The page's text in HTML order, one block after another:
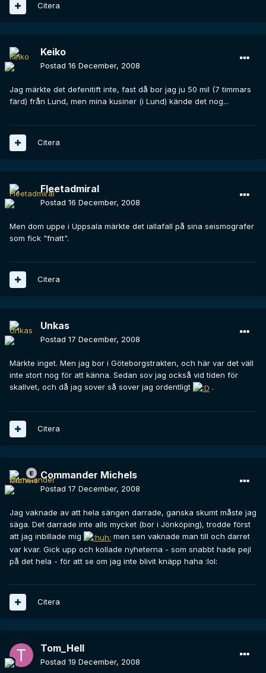
Citera
Keiko
Postad 16 December, 2008
Jag märkte det defenitift inte, fast då bor jag ju 50 mil (7 timmars
färd) från Lund, men mina kusiner (i Lund) kände det nog...
Citera
Fleetadmiral
Postad 16 December, 2008
Men dom uppe i Uppsala märkte det iallafall på sina seismografer
som fick "fnatt".
Citera
Unkas
Postad 17 December, 2008
Märkte inget. Men jag bor i Göteborgstrakten, och här var det väll
inte stort nog för att känna. Sedan sov jag också vid tiden för
skallvet, och då jag sover så sover jag ordentligt
.
Citera
Commander Michels
Postad 17 December, 2008
Jag vaknade av att hela sängen darrade, ganska skumt måste jag
säga. Det darrade inte alls mycket (bor i Jönköping), trodde först
att jag inbillade mig
men sen vaknade man till och darret
var kvar. Gick upp och kollade nyheterna - som snabbt hade pejl
på det hela - för att se om jag inte blivit knäpp haha :lol:
Citera
Tom_Hell
Postad 19 December, 2008